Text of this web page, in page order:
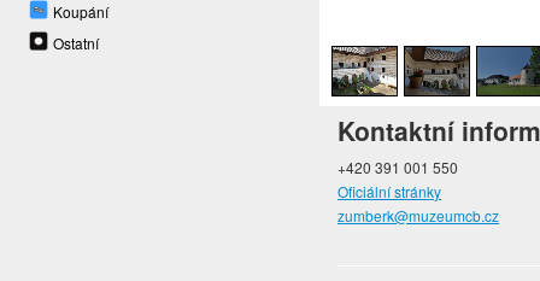
Koupání
Ostatní
Kontaktní
+420 391 001 550
Oficiální stránky
zumberk@muzeumcb.cz